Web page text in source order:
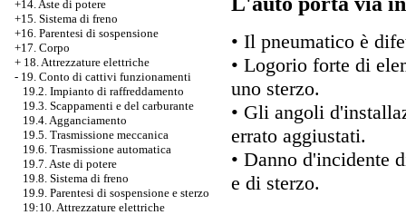
+14. Aste di potere
+15. Sistema di freno
+16. Parentesi di sospensione
+17. Corpo
+ 18. Attrezzature elettriche
- 19. Conto di cattivi funzionamenti
19.2. Impianto di raffreddamento
19.3. Scappamenti e del carburante
19.4. Agganciamento
19.5. Trasmissione meccanica
19.6. Trasmissione automatica
19.7. Aste di potere
19.8. Sistema di freno
19.9. Parentesi di sospensione e sterzo
19:10. Attrezzature elettriche
• Il pneumatico è
• Logorio forte di
uno sterzo.
• Gli angoli
errato aggiustati.
• Danno d'incidente
e di sterzo.